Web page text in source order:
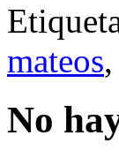
mateos,
No